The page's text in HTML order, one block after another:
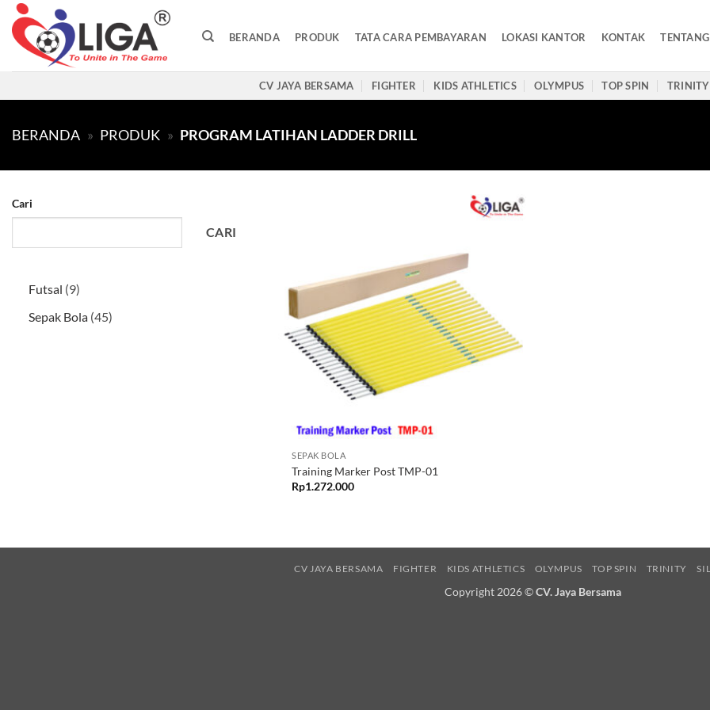
Skip
content
BERANDA PRODUK TATA CARA PEMBAYARAN LOKASI KANTOR KONTAK
CV JAYA BERSAMA FIGHTER KIDS ATHLETICS OLYMPUS TOP SPIN TRINITY
BERANDA » PRODUK » PROGRAM LATIHAN LADDER DRILL
Cari
CARI
Futsal 99
Produk
Sepak Bola 4545
SEPAK BOLA
Training Marker Post TMP-01
Rp1.272.000
CV JAYA BERSAMA FIGHTER KIDS ATHLETICS OLYMPUS TOP SPIN TRINITY
Copyright 2026 ©CV. Jaya Bersama